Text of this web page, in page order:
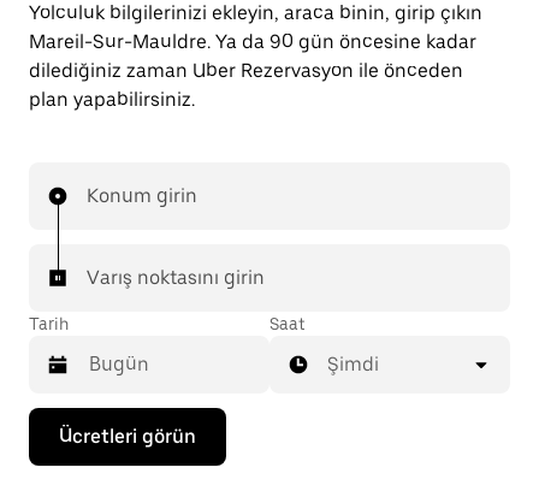
Yolculuk bilgilerinizi ekleyin, araca binin, girip çıkın
Mareil-Sur-Mauldre. Ya da 90 gün öncesine kadar
dilediğiniz zaman Uber Rezervasyon ile önceden
plan yapabilirsiniz.
Konum girin
Varış noktasını girin
Tarih
Takvimle
etkileşime
geçmek
Saat
Şimdi
Ücretleri görün